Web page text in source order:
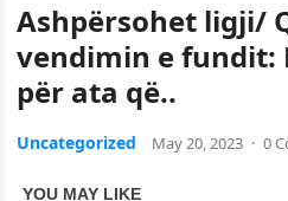
Ashpërsohet ligji/
vendimin e fundit:
për ata që..
Uncategorized May 20, 2023 · 0